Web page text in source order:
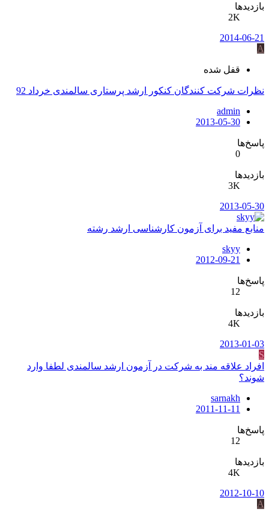
بازدیدها
2K
2014-06-21
A
قفل شده
نظرات شرکت کنندگان کنکور ارشد پرستاری سالمندی خرداد 92
admin
2013-05-30
پاسخ‌ها
0
بازدیدها
3K
2013-05-30
منابع مفید برای آزمون کارشناسی ارشد رشته
skyy
2012-09-21
پاسخ‌ها
12
بازدیدها
4K
2013-01-03
S
افراد علاقه مند به شرکت در آزمون ارشد سالمندی لطفا وارد
شوند؟
sarnakh
2011-11-11
پاسخ‌ها
12
بازدیدها
4K
2012-10-10
A